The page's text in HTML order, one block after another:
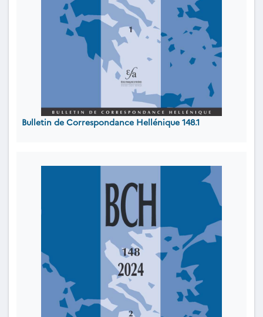
Bulletin de Correspondance Hellénique 148.1